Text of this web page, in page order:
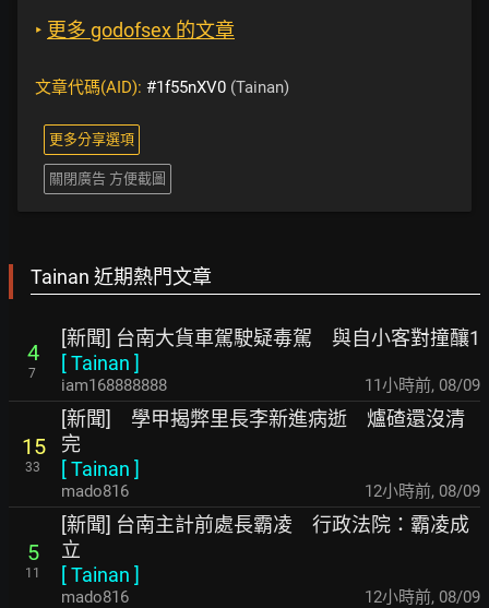
‣ 更多 godofsex 的文章
文章代碼(AID): #1f55nXV0 (Tainan)
更多分享選項
關閉廣告 方便截圖
Tainan 近期熱門文章
4
7
[新聞] 台南大貨車駕駛疑毒駕 與自小客對撞釀1
[Tainan ]
iam168888888 11小時前, 08/09
15
33
[新聞] 學甲揭弊里長李新進病逝 爐碴還沒清
完
[Tainan ]
mado816 12小時前, 08/09
5
11
[新聞] 台南主計前處長霸凌 行政法院：霸凌成
立
[Tainan ]
mado816 12小時前, 08/09